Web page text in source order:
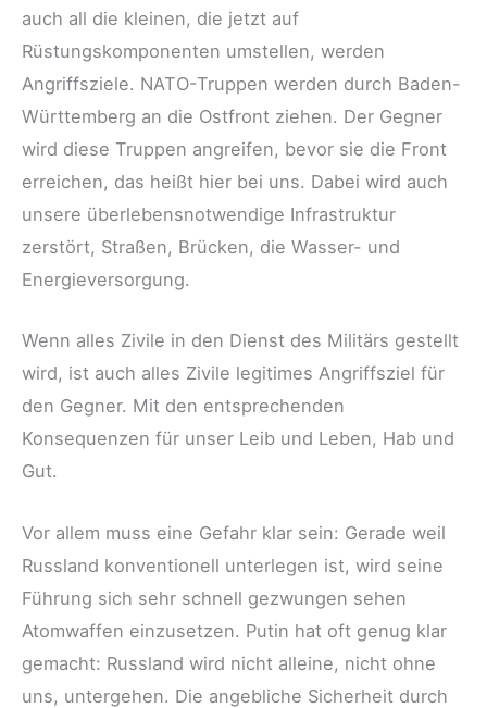
auch all die kleinen, die jetzt auf
Rüstungskomponenten umstellen, werden
Angriffsziele. NATO-Truppen werden durch Baden-
Württemberg an die Ostfront ziehen. Der Gegner
wird diese Truppen angreifen, bevor sie die Front
erreichen, das heißt hier bei uns. Dabei wird auch
unsere überlebensnotwendige Infrastruktur
zerstört, Straßen, Brücken, die Wasser- und
Energieversorgung.
Wenn alles Zivile in den Dienst des Militärs gestellt
wird, ist auch alles Zivile legitimes Angriffsziel für
den Gegner. Mit den entsprechenden
Konsequenzen für unser Leib und Leben, Hab und
Gut.
Vor allem muss eine Gefahr klar sein: Gerade weil
Russland konventionell unterlegen ist, wird seine
Führung sich sehr schnell gezwungen sehen
Atomwaffen einzusetzen. Putin hat oft genug klar
gemacht: Russland wird nicht alleine, nicht ohne
uns, untergehen. Die angebliche Sicherheit durch